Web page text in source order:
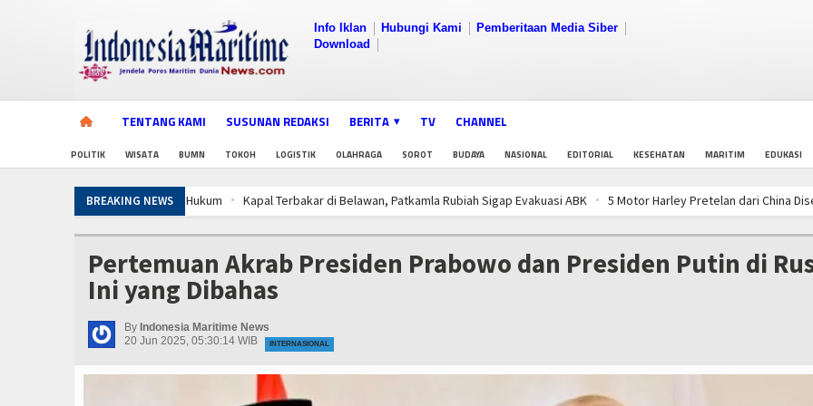
Info Iklan Hubungi Kami
Pemberitaan Media Siber
Download
TENTANG KAMI SUSUNAN REDAKSI BERITA TV CHANNEL
POLITIK WISATA BUMN TOKOH LOGISTIK OLAHRAGA SOROT BUDAYA NASIONAL EDITORIAL KESEHATAN MARITIM EDUKASI
BREAKING NEWS Kapal Terbakar di Belawan, Patkamla Rubiah Sigap Evakuasi ABK 5 Motor Harley Pretelan dari China
5 Motor Harley Pretelan dari China
Aksi Kolaborasi Lindungi Mangrove dan Populasi Kerang Dara di Bangka Belitung
PWI Pusat-AFPI Gelar
Kapal Terbakar di Belawan, Patkamla Rubiah Sigap Evakuasi ABK
5 Motor Harley Pretelan dari China
PWI Pusat-AFPI Gelar
Pertemuan Akrab Presiden Prabowo dan Presiden Putin di
Ini yang Dibahas
By Indonesia Maritime News
20 Jun 2025, 05:30:14 WIB
INTERNASIONAL